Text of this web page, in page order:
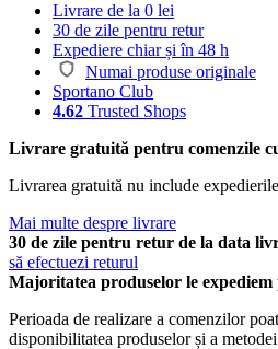
Livrare de la 0 lei
30 de zile pentru retur
Expediere chiar și în 48 h
Numai produse originale
Sportano Club
4.62 Trusted Shops
Livrare gratuită pentru comenzile
Livrarea gratuită nu include
Mai multe despre livrare
30 de zile pentru retur de la data
să efectuezi returul
Majoritatea produselor le expediem
Perioada de realizare a comenzilor
disponibilitatea produselor și a